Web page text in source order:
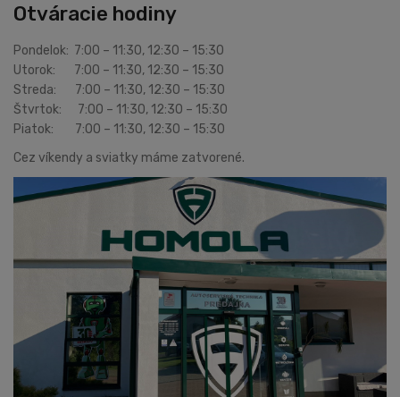
Otváracie hodiny
Pondelok: 7:00 – 11:30, 12:30 – 15:30
Utorok: 7:00 – 11:30, 12:30 – 15:30
Streda: 7:00 – 11:30, 12:30 – 15:30
Štvrtok: 7:00 – 11:30, 12:30 – 15:30
Piatok: 7:00 – 11:30, 12:30 – 15:30
Cez víkendy a sviatky máme zatvorené.